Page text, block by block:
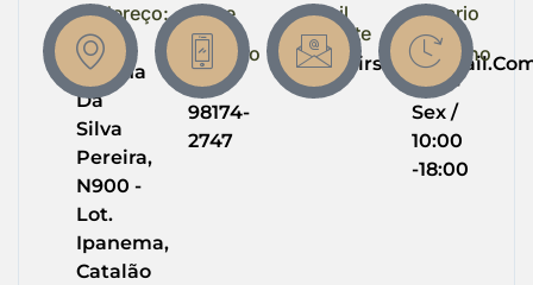
Endereço:
R.
Helena
Da
Silva
Pereira,
N900 -
Lot.
Ipanema,
Catalão
Entre
em
Contato
(64)
98174-
2747
Email
Suporte
Horario
de
Trabalho
Seg -
Sex /
10:00
-18:00